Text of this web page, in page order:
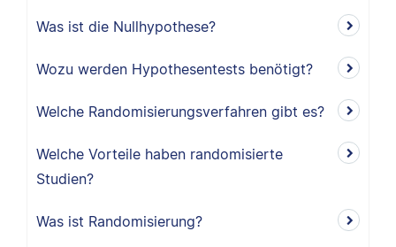
Was ist die Nullhypothese?
Wozu werden Hypothesentests benötigt?
Welche Randomisierungsverfahren gibt es?
Welche Vorteile haben randomisierte
Studien?
Was ist Randomisierung?